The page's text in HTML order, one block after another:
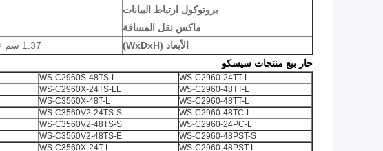
بروتوكول ارتباط البيانات
ماكس نقل المسافة
الأبعاد (WxDxH)
1.37 سم × 5.825 سم × 1.352 سم
حار بيع منتجات سيسكو
WS-C2960-24TT-L
WS-C2960S-48TS-L
WS-C2960-48TT-L
WS-C2960X-24TS-LL
WS-C2960-48TT-L
WS-C3560X-48T-L
WS-C2960-48TC-L
WS-C3560V2-24TS-S
WS-C2960-24PC-L
WS-C3560V2-48TS-S
WS-C2960-48PST-S
WS-C3560V2-48TS-E
WS-C2960-48PST-L
WS-C3560X-24T-L